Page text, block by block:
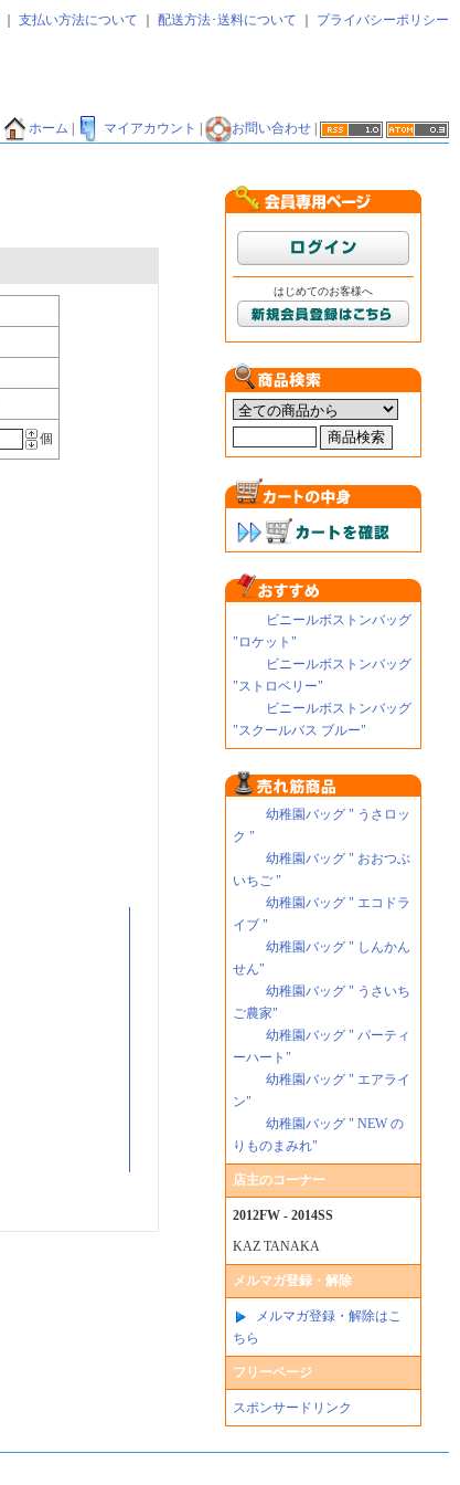
支払い方法について 配送方法･送料について プライバシーポリシー
ホーム | マイアカウント | お問い合わせ |
個
はじめてのお客様へ
ビニールボストンバッグ
"ロケット"
ビニールボストンバッグ
"ストロベリー"
ビニールボストンバッグ
"スクールバス ブルー"
幼稚園バッグ " うさロッ
ク "
幼稚園バッグ " おおつぶ
いちご "
幼稚園バッグ " エコドラ
イブ "
幼稚園バッグ " しんかん
せん"
幼稚園バッグ " うさいち
ご農家"
幼稚園バッグ " パーティ
ーハート"
幼稚園バッグ " エアライ
ン"
幼稚園バッグ " NEW の
りものまみれ"
店主のコーナー
2012FW - 2014SS
KAZ TANAKA
メルマガ登録・解除
メルマガ登録・解除はこ
ちら
フリーページ
スポンサードリンク